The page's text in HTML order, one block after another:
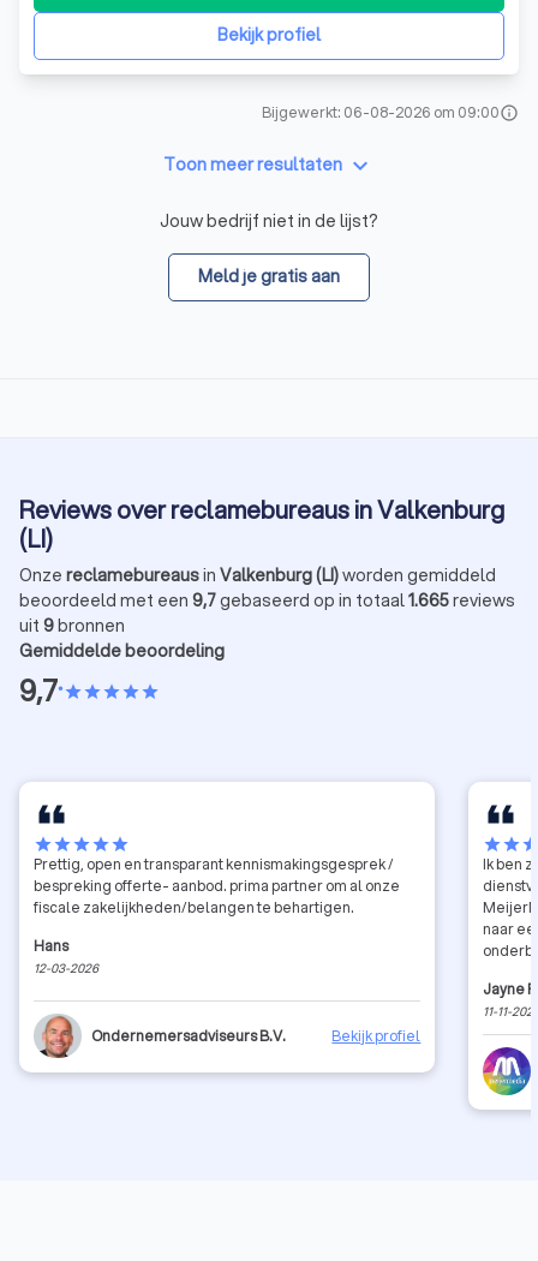
Bekijk profiel
Bijgewerkt: 06-08-2026 om 09:00info
Toon meer resultaten keyboard_arrow_down
Jouw bedrijf niet in de lijst?
Meld je gratis aan
Reviews over reclamebureaus in Valkenburg
(LI)
Onze reclamebureausin Valkenburg (LI)worden gemiddeld
beoordeeld met een 9,7gebaseerd op in totaal1.665reviews
uit 9bronnen
Gemiddelde beoordeling
9,7•starstarstarstarstar
starstarstarstarstar
Prettig, open en transparant kennismakingsgesprek /
bespreking offerte- aanbod. prima partner om al onze
fiscale zakelijkheden/belangen te behartigen.
Hans
12-03-2026
Ondernemersadviseurs B.V. Bekijk profiel
starstar
Ik ben
naar
Jayne
11-11-